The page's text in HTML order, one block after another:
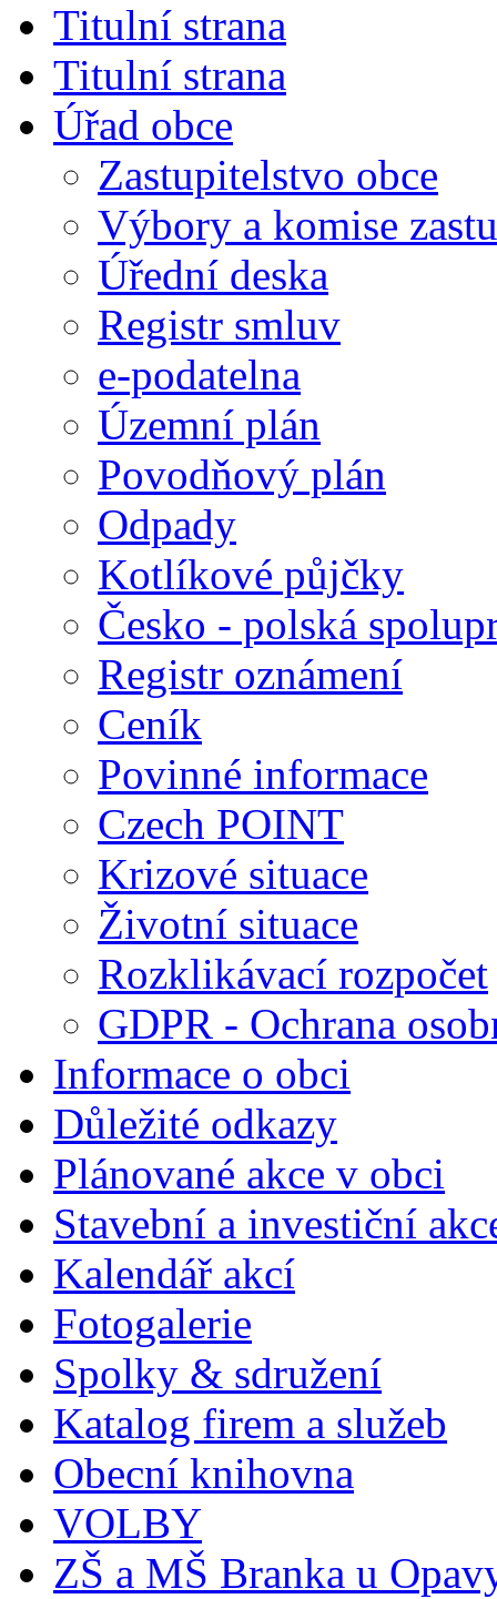
Titulní strana
Titulní strana
Úřad obce
Zastupitelstvo obce
Výbory a komise
Úřední deska
Registr smluv
e-podatelna
Územní plán
Povodňový plán
Odpady
Kotlíkové půjčky
Česko - polská
Registr oznámení
Ceník
Povinné informace
Czech POINT
Krizové situace
Životní situace
Rozklikávací rozpočet
GDPR - Ochrana
Informace o obci
Důležité odkazy
Plánované akce v obci
Stavební a investiční
Kalendář akcí
Fotogalerie
Spolky & sdružení
Katalog firem a služeb
Obecní knihovna
VOLBY
ZŠ a MŠ Branka u